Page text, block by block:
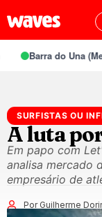
Barra do Una
SURFISTAS OU
A luta
Em papo com
analisa mercado
empresário de
Por Guilherme